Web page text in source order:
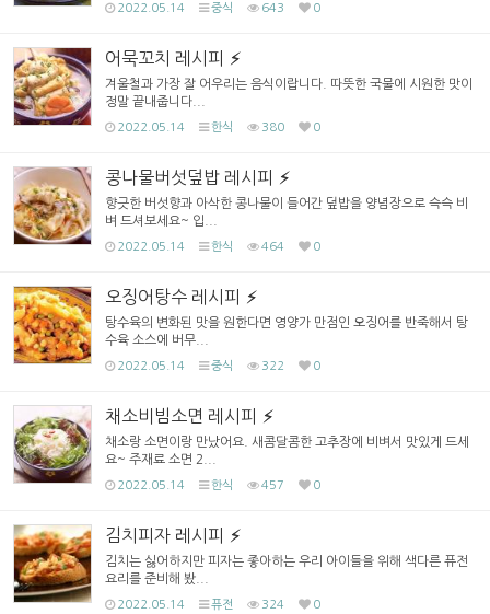
2022.05.14 중식 643 0
어묵꼬치 레시피
겨울철과 가장 잘 어우리는 음식이랍니다. 따뜻한 국물에 시원한 맛이
정말 끝내줍니다...
2022.05.14 한식 380 0
콩나물버섯덮밥 레시피
향긋한 버섯향과 아삭한 콩나물이 들어간 덮밥을 양념장으로 슥슥 비
벼 드셔보세요~ 입...
2022.05.14 한식 464 0
오징어탕수 레시피
탕수육의 변화된 맛을 원한다면 영양가 만점인 오징어를 반죽해서 탕
수육 소스에 버무...
2022.05.14 중식 322 0
채소비빔소면 레시피
채소랑 소면이랑 만났어요. 새콤달콤한 고추장에 비벼서 맛있게 드세
요~ 주재료 소면 2...
2022.05.14 한식 457 0
김치피자 레시피
김치는 싫어하지만 피자는 좋아하는 우리 아이들을 위해 색다른 퓨전
요리를 준비해 봤...
2022.05.14 퓨전 324 0